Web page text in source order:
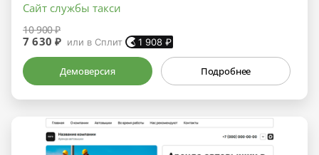
Сайт службы такси
10 900 ₽
7 630 ₽ или в Сплит 1 908 ₽
Демоверсия Подробнее